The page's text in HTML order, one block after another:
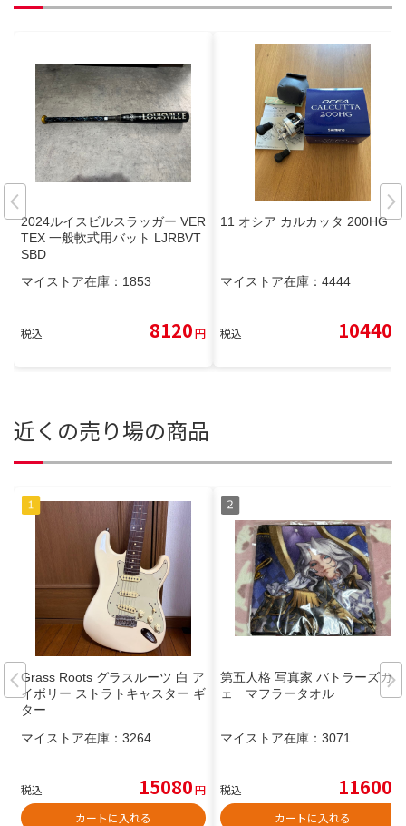
2024ルイスビルスラッガー VER
TEX 一般軟式用バット LJRBVT
SBD
マイストア在庫： 1853
税込 8120円
11 オシア カルカッタ 200HG
マイストア在庫： 4444
税込 10440
近くの売り場の商品
Grass Roots グラスルーツ 白 ア
イボリー ストラトキャスター ギ
ター
マイストア在庫： 3264
税込 15080円
カートに入れる
第五人格 写真家 バトラーズカフ
ェ マフラータオル
マイストア在庫： 3071
税込 11600
カートに入れる